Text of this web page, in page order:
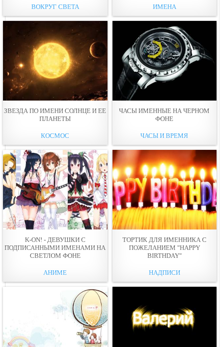
ВОКРУГ СВЕТА ИМЕНА
ЗВЕЗДА ПО ИМЕНИ СОЛНЦЕ И ЕЕ
ПЛАНЕТЫ
КОСМОС
ЧАСЫ ИМЕННЫЕ НА ЧЕРНОМ
ФОНЕ
ЧАСЫ И ВРЕМЯ
K-ON! - ДЕВУШКИ С
ПОДПИСАННЫМИ ИМЕНАМИ НА
СВЕТЛОМ ФОНЕ
АНИМЕ
ТОРТИК ДЛЯ ИМЕННИКА С
ПОЖЕЛАНИЕМ "HAPPY
BIRTHDAY"
НАДПИСИ